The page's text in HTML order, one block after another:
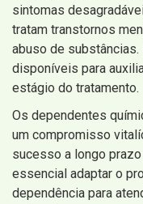
sintomas
tratam transtornos
abuso de
disponíveis para
estágio do tratamento.
Os dependentes
um compromisso
sucesso a longo
essencial adaptar o
dependência para